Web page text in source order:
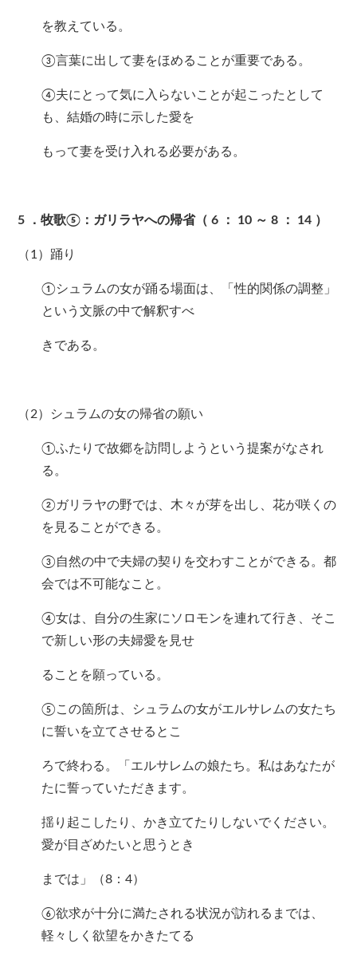
を教えている。
③言葉に出して妻をほめることが重要である。
④夫にとって気に入らないことが起こったとして
も、結婚の時に示した愛を
もって妻を受け入れる必要がある。
5 ．牧歌⑤：ガリラヤへの帰省（ 6 ： 10 ～ 8 ： 14 ）
（1）踊り
①シュラムの女が踊る場面は、「性的関係の調整」
という文脈の中で解釈すべ
きである。
（2）シュラムの女の帰省の願い
①ふたりで故郷を訪問しようという提案がなされ
る。
②ガリラヤの野では、木々が芽を出し、花が咲くの
を見ることができる。
③自然の中で夫婦の契りを交わすことができる。都
会では不可能なこと。
④女は、自分の生家にソロモンを連れて行き、そこ
で新しい形の夫婦愛を見せ
ることを願っている。
⑤この箇所は、シュラムの女がエルサレムの女たち
に誓いを立てさせるとこ
ろで終わる。「エルサレムの娘たち。私はあなたが
たに誓っていただきます。
揺り起こしたり、かき立てたりしないでください。
愛が目ざめたいと思うとき
までは」（8：4）
⑥欲求が十分に満たされる状況が訪れるまでは、
軽々しく欲望をかきたてる